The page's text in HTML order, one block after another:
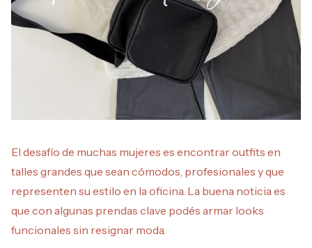
El desafío de muchas mujeres es encontrar outfits en
talles grandes que sean cómodos, profesionales y que
representen su estilo en la oficina. La buena noticia es
que con algunas prendas clave podés armar looks
funcionales sin resignar moda.